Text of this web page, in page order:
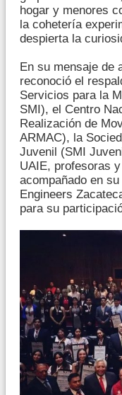
hogar y menores
la cohetería
despierta la
En su mensaje de
reconoció el
Servicios para la
SMI), el Centro
Realización de
ARMAC), la
Juvenil (SMI
UAIE, profesoras
acompañado en
Engineers
para su